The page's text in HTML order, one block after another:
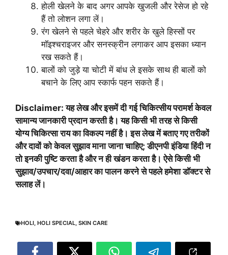
होली खेलने के बाद अगर आपके खुजली और रेसेज हो रहे
हैं तो लोशन लगा लें।
रंग खेलने से पहले चेहरे और शरीर के खुले हिस्सों पर
मॉइश्चराइजर और सनस्क्रीन लगाकर आप इसका ध्यान
रख सकते हैं।
बालों को जुड़े या चोटी में बांध ले इसके साथ ही बालों को
बचाने के लिए आप स्कार्फ पहन सकते हैं।
Disclaimer: यह लेख और इसमें दी गई चिकित्सीय परामर्श केवल
सामान्य जानकारी प्रदान करती है। यह किसी भी तरह से किसी
योग्य चिकित्सा राय का विकल्प नहीं है। इस लेख में बताए गए तरीकों
और दावों को केवल सुझाव माना जाना चाहिए; डीएनपी इंडिया हिंदी न
तो इनकी पुष्टि करता है और न ही खंडन करता है। ऐसे किसी भी
सुझाव/उपचार/दवा/आहार का पालन करने से पहले हमेशा डॉक्टर से
सलाह लें।
HOLI, HOLI SPECIAL, SKIN CARE